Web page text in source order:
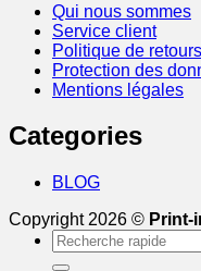
Qui nous sommes
Service client
Politique de
Protection des
Mentions légales
Categories
BLOG
Copyright 2026 © Print-
Recherche
pour :